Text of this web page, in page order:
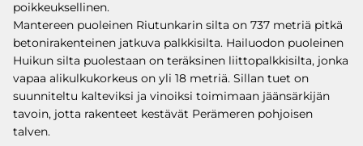
poikkeuksellinen.
Mantereen puoleinen Riutunkarin silta on 737 metriä pitkä
betonirakenteinen jatkuva palkkisilta. Hailuodon puoleinen
Huikun silta puolestaan on teräksinen liittopalkkisilta, jonka
vapaa alikulkukorkeus on yli 18 metriä. Sillan tuet on
suunniteltu kalteviksi ja vinoiksi toimimaan jäänsärkijän
tavoin, jotta rakenteet kestävät Perämeren pohjoisen
talven.